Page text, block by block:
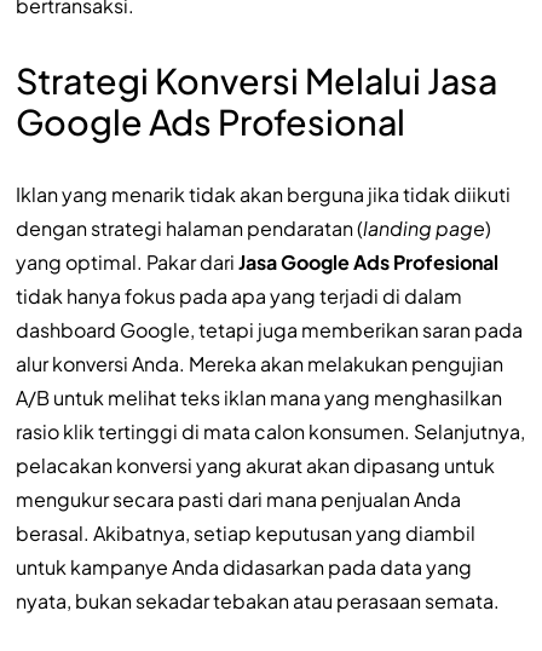
Strategi Konversi Melalui Jasa
Google Ads Profesional
Iklan yang menarik tidak akan berguna jika tidak diikuti
dengan strategi halaman pendaratan (landing page)
yang optimal. Pakar dariJasa Google Ads Profesional
tidak hanya fokus pada apa yang terjadi di dalam
dashboard Google, tetapi juga memberikan saran pada
alur konversi Anda. Mereka akan melakukan pengujian
A/B untuk melihat teks iklan mana yang menghasilkan
rasio klik tertinggi di mata calon konsumen. Selanjutnya,
pelacakan konversi yang akurat akan dipasang untuk
mengukur secara pasti dari mana penjualan Anda
berasal. Akibatnya, setiap keputusan yang diambil
untuk kampanye Anda didasarkan pada data yang
nyata, bukan sekadar tebakan atau perasaan semata.